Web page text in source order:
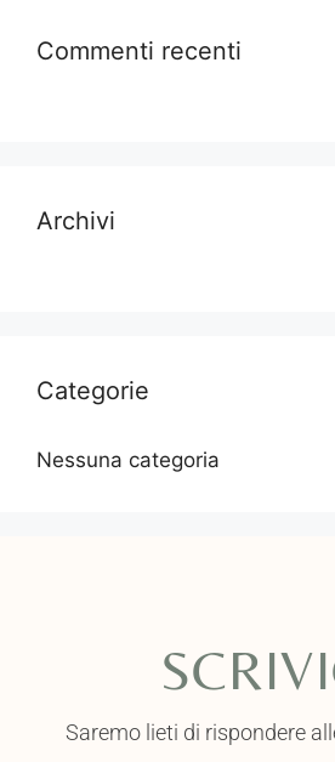
Commenti recenti
Archivi
Categorie
Nessuna categoria
Saremo lieti di rispondere